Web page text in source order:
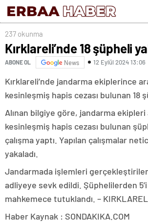
237 okunma
Kırklareli’nde 18 şüpheli
ABONE OL News 12 Eylül 2024 13:06
Kırklareli’nde jandarma ekiplerince
kesinleşmiş hapis cezası bulunan 18
Alınan bilgiye göre, jandarma ekipleri
kesinleşmiş hapis cezası bulunan
çalışma yaptı. Yapılan çalışmalar
yakaladı.
Jandarmada işlemleri
adliyeye sevk edildi. Şüphelilerden 5’i
mahkemece tutuklandı. –
Haber Kaynak : SONDAKIKA.COM